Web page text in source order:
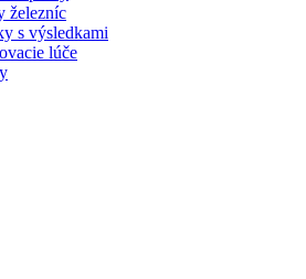
železníc
s výsledkami
lúče